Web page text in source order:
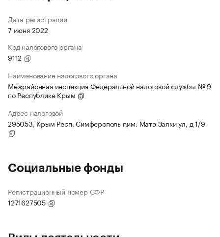
Дата регистрации
7 июня 2022
Код налогового органа
9112
Наименование налогового органа
Межрайонная инспекция Федеральной налоговой службы № 9
по Республике Крым
Адрес налоговой
295053, Крым Респ, Симферополь г,им. Матэ Залки ул, д 1/9
Социальные фонды
Регистрационный номер СФР
1271627505